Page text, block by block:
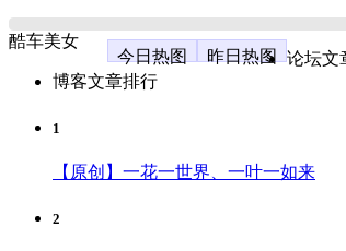
酷车美女
今日热图
昨日热图
论坛文
博客文章排行
1
【原创】一花一世界、一叶一如来
2